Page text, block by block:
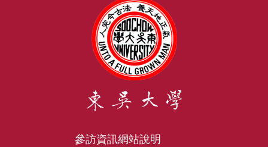
參訪資訊網站說明